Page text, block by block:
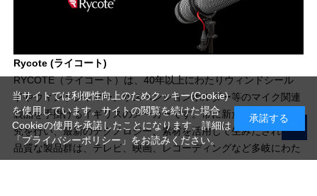
Rycote (ライコート)
RYCOTE（ライコート）は、40年以上にわたりウィンドシール
ドやウィンドジャマー、サスペンションホルダー等のマイク関連
製品を手掛けるイギリスのメーカーです。常に新たな製造法の研
究を行い、最新のテクノロジー、素材を活用して生みだされる高
品質な製品群は、テレビ、映画、レコーディングなど多岐にわた
当サイトでは利便性向上のためクッキー(Cookie)
を使用しています。サイトの閲覧を続けた場合
Cookieの使用を承諾したことになります。詳細は
「プライバシーポリシー」 をお読みください。
承諾する